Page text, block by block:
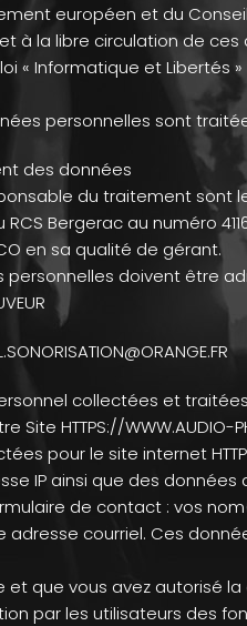
européen et du
à la libre circulation de ces
loi « Informatique et
personnelles sont
des données
du traitement sont
RCS Bergerac au numéro
en sa qualité de gérant.
doivent être
collectées et traitées
Site HTTPS://
pour le site internet
IP ainsi que des
de contact : vos
courriel. Ces
et que vous avez autorisé
par les utilisateurs des